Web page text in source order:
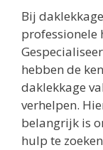
Bij
professionele
hebben de
daklekkage
verhelpen.
belangrijk is
hulp te